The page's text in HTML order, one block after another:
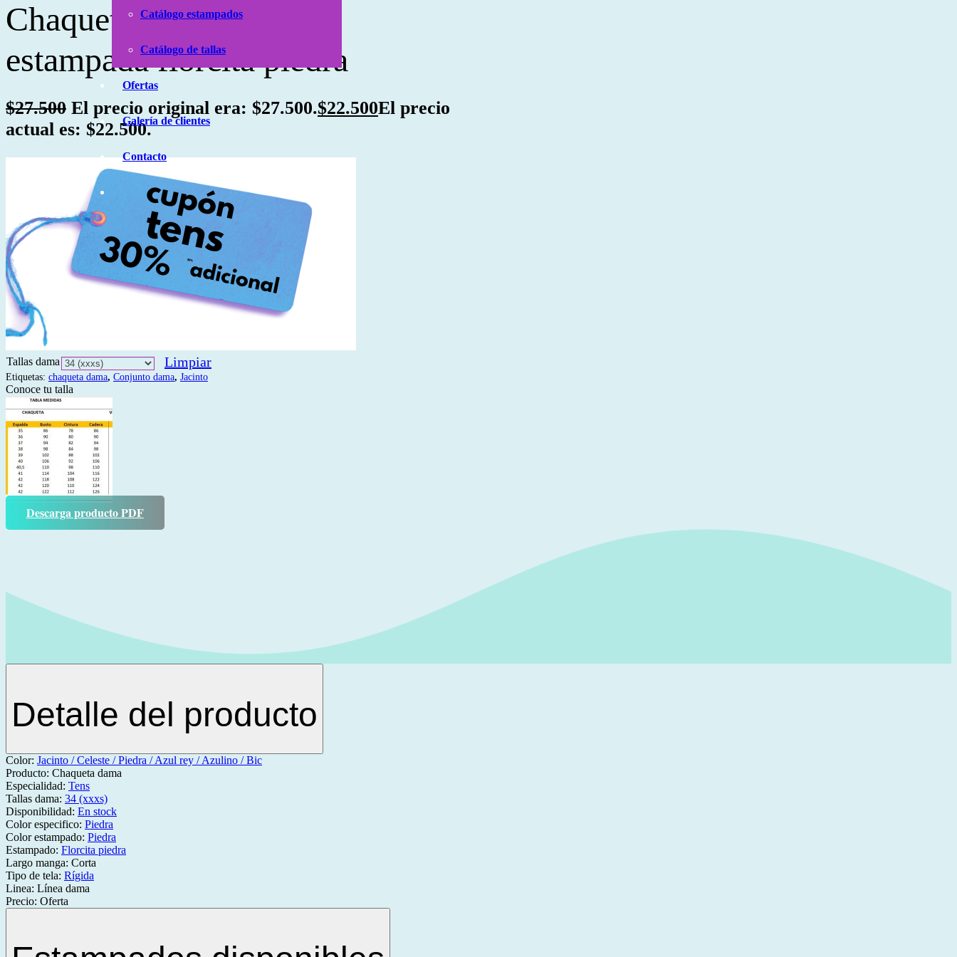
Catálogo estampados
Catálogo de tallas
Ofertas
Galería de clientes
Contacto
Chaqueta Angela fusión
estampada florcita piedra
$27.500 El precio original era: $27.500.$22.500El precio
actual es: $22.500.
Tallas dama Limpiar
Etiquetas: chaqueta dama, Conjunto dama, Jacinto
Conoce tu talla
Descarga producto PDF
Detalle del producto
Color: Jacinto / Celeste / Piedra / Azul rey / Azulino / Bic
Producto: Chaqueta dama
Especialidad: Tens
Tallas dama: 34 (xxxs)
Disponibilidad: En stock
Color especifico: Piedra
Color estampado: Piedra
Estampado: Florcita piedra
Largo manga: Corta
Tipo de tela: Rígida
Linea: Línea dama
Precio: Oferta